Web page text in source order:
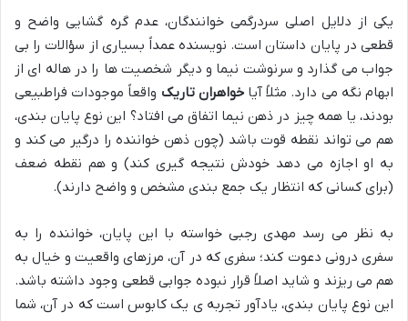
یکی از دلایل اصلی سردرگمی خوانندگان، عدم گره گشایی واضح و
قطعی در پایان داستان است. نویسنده عمداً بسیاری از سؤالات را بی
جواب می گذارد و سرنوشت نیما و دیگر شخصیت ها را در هاله ای از
ابهام نگه می دارد. مثلاً آیاخواهران تاریک واقعاً موجودات فراطبیعی
بودند، یا همه چیز در ذهن نیما اتفاق می افتاد؟ این نوع پایان بندی،
هم می تواند نقطه قوت باشد (چون ذهن خواننده را درگیر می کند و
به او اجازه می دهد خودش نتیجه گیری کند) و هم نقطه ضعف
(برای کسانی که انتظار یک جمع بندی مشخص و واضح دارند).
به نظر می رسد مهدی رجبی خواسته با این پایان، خواننده را به
سفری درونی دعوت کند؛ سفری که در آن، مرزهای واقعیت و خیال به
هم می ریزند و شاید اصلاً قرار نبوده جوابی قطعی وجود داشته باشد.
این نوع پایان بندی، یادآور تجربه ی یک کابوس است که در آن، شما